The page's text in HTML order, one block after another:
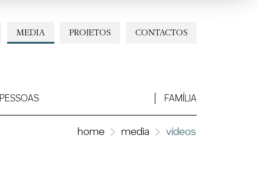
CONTACTOS
PROJETOS
MEDIA
PESSOAS FAMÍLIA
home media vídeos